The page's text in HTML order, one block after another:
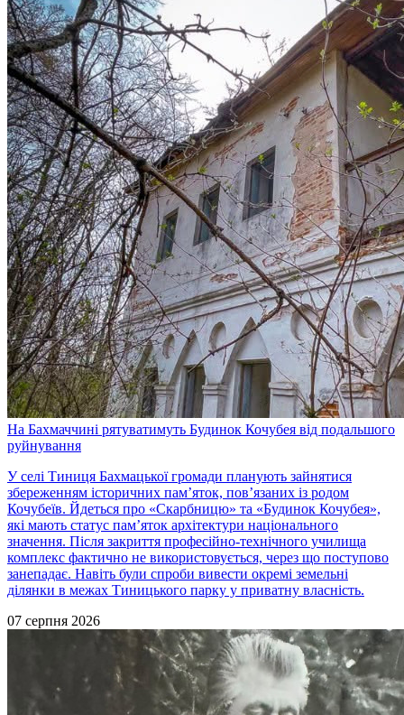
На Бахмаччині рятуватимуть Будинок Кочубея від подальшого
руйнування
У селі Тиниця Бахмацької громади планують зайнятися
збереженням історичних пам’яток, пов’язаних із родом
Кочубеїв. Йдеться про «Скарбницю» та «Будинок Кочубея»,
які мають статус пам’яток архітектури національного
значення. Після закриття професійно-технічного училища
комплекс фактично не використовується, через що поступово
занепадає. Навіть були спроби вивести окремі земельні
ділянки в межах Тиницького парку у приватну власність.
07 серпня 2026